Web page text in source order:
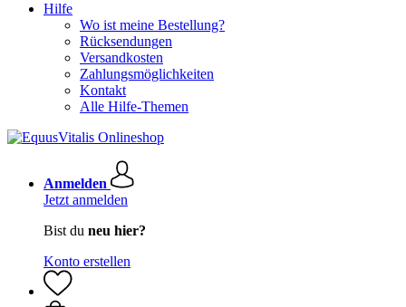
Hilfe
Wo ist meine Bestellung?
Rücksendungen
Versandkosten
Zahlungsmöglichkeiten
Kontakt
Alle Hilfe-Themen
Anmelden
Jetzt anmelden
Bist du neu hier?
Konto erstellen